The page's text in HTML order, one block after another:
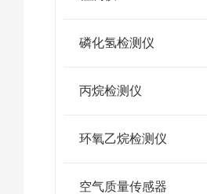
磷化氢检测仪
丙烷检测仪
环氧乙烷检测仪
空气质量传感器